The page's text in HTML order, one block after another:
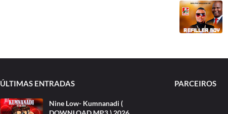
ÚLTIMAS ENTRADAS
Nine Low- Kumnanadi (
PARCEIROS